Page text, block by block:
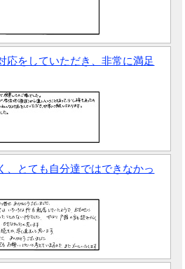
応をしていただき、非常に満足
、とても自分達ではできなかっ